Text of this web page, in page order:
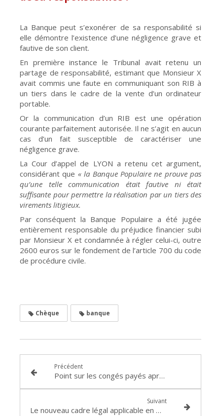
La Banque peut s’exonérer de sa responsabilité si
elle démontre l’existence d’une négligence grave et
fautive de son client.
En première instance le Tribunal avait retenu un
partage de responsabilité, estimant que Monsieur X
avait commis une faute en communiquant son RIB à
un tiers dans le cadre de la vente d’un ordinateur
portable.
Or la communication d’un RIB est une opération
courante parfaitement autorisée. Il ne s’agit en aucun
cas d’un fait susceptible de caractériser une
négligence grave.
La Cour d’appel de LYON a retenu cet argument,
considérant que « la Banque Populaire ne prouve pas
qu’une telle communication était fautive ni était
suffisante pour permettre la réalisation par un tiers des
virements litigieux.
Par conséquent la Banque Populaire a été jugée
entièrement responsable du préjudice financier subi
par Monsieur X et condamnée à régler celui-ci, outre
2600 euros sur le fondement de l’article 700 du code
de procédure civile.
Chèque banque
Précédent
Point sur les congés payés après les arrêts du 13 septembre 2023
Suivant
Le nouveau cadre légal applicable en matière d’acquisition de congés payés pendant un arrêt de travail